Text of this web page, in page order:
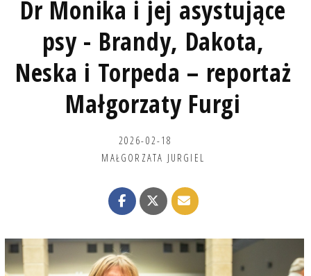
Dr Monika i jej asystujące
psy - Brandy, Dakota,
Neska i Torpeda – reportaż
Małgorzaty Furgi
2026-02-18
MAŁGORZATA JURGIEL